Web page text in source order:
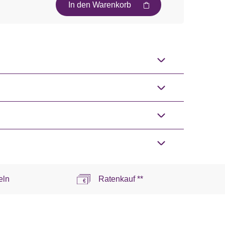
In den Warenkorb
Ratenkauf **